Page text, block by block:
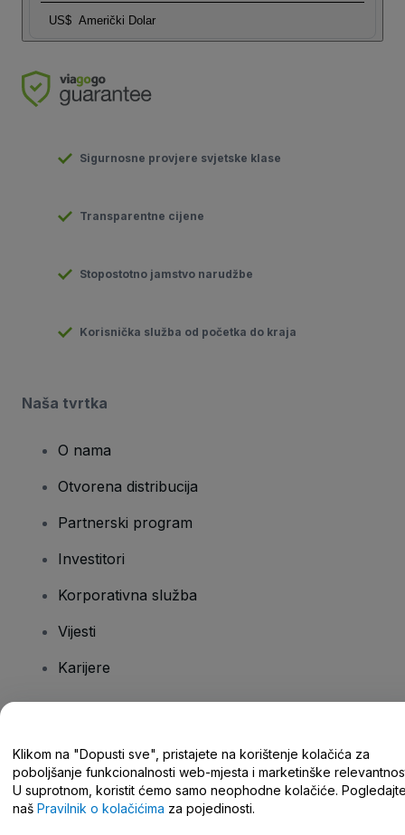
US$ Američki Dolar
Sigurnosne provjere svjetske klase
Transparentne cijene
Stopostotno jamstvo narudžbe
Korisnička služba od početka do kraja
Naša tvrtka
O nama
Otvorena distribucija
Partnerski program
Investitori
Korporativna služba
Vijesti
Karijere
Centar za pomoć/kontaktirajte nas
Klikom na "Dopusti sve", pristajete na korištenje kolačića za
poboljšanje funkcionalnosti web-mjesta i marketinške
U suprotnom, koristit ćemo samo neophodne kolačiće.
naš Pravilnik o kolačićima za pojedinosti.